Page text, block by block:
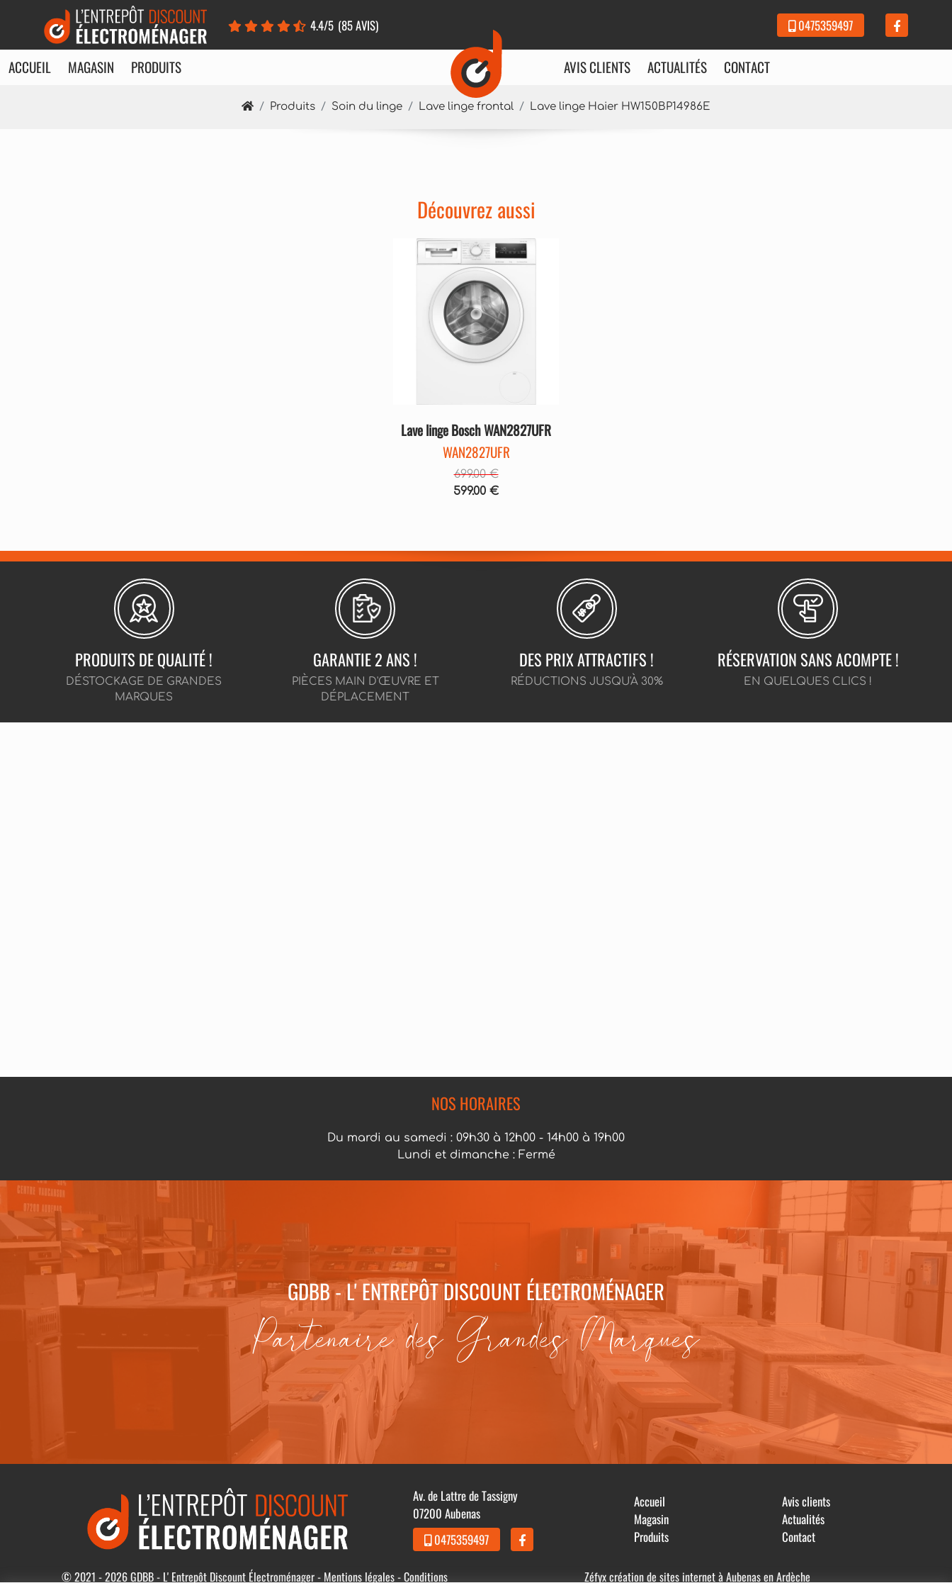
4.4/5 (85 AVIS) 0475359497
ACCUEIL MAGASIN PRODUITS AVIS CLIENTS ACTUALITÉS CONTACT
Produits Soin du linge Lave linge frontal Lave linge Haier HW150BP14986E
Découvrez aussi
Précédent
Lave linge Bosch WAN2827UFR
WAN2827UFR
699.00 €
599.00 €
PRODUITS DE QUALITÉ !
DÉSTOCKAGE DE GRANDES
MARQUES
GARANTIE 2 ANS !
PIÈCES MAIN D'ŒUVRE ET
DÉPLACEMENT
DES PRIX ATTRACTIFS !
RÉDUCTIONS JUSQU'À 30%
RÉSERVATION SANS ACOMPTE !
EN QUELQUES CLICS !
NOS HORAIRES
Du mardi au samedi : 09h30 à 12h00 - 14h00 à 19h00
Lundi et dimanche : Fermé
GDBB - L' ENTREPÔT DISCOUNT ÉLECTROMÉNAGER
Partenaire des Grandes Marques
Av. de Lattre de Tassigny
07200 Aubenas
0475359497
Accueil
Magasin
Produits
Avis clients
Actualités
Contact
© 2021 - 2026 GDBB - L' Entrepôt Discount Électroménager - Mentions légales-Conditions
Zéfyxcréation de sites internet à Aubenas en Ardèche
Panneau de gestion des cookies